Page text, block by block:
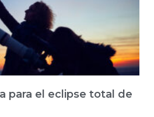
para el eclipse total de